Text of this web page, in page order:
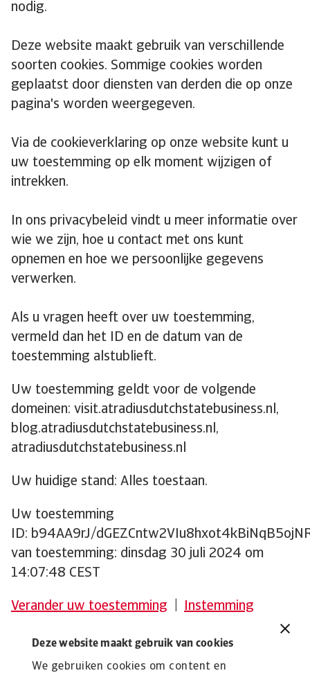
Deze website maakt gebruik van cookies
We gebruiken cookies om content en
nodig.
Deze website maakt gebruik van verschillende
soorten cookies. Sommige cookies worden
geplaatst door diensten van derden die op onze
pagina's worden weergegeven.
Via de cookieverklaring op onze website kunt u
uw toestemming op elk moment wijzigen of
intrekken.
In ons privacybeleid vindt u meer informatie over
wie we zijn, hoe u contact met ons kunt
opnemen en hoe we persoonlijke gegevens
verwerken.
Als u vragen heeft over uw toestemming,
vermeld dan het ID en de datum van de
toestemming alstublieft.
Uw toestemming geldt voor de volgende
domeinen: visit.atradiusdutchstatebusiness.nl,
blog.atradiusdutchstatebusiness.nl,
atradiusdutchstatebusiness.nl
Uw huidige stand: Alles toestaan.
Uw toestemming
ID: b94AA9rJ/
van toestemming: dinsdag 30 juli 2024 om
14:07:48 CEST
Verander uw toestemming
Instemming